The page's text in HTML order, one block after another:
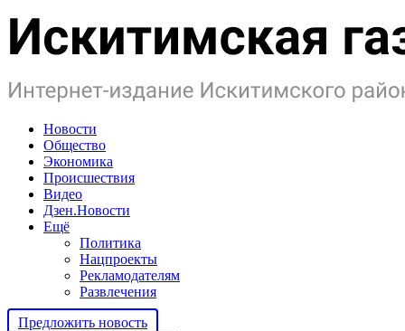
Новости
Общество
Экономика
Происшествия
Видео
Дзен.Новости
Ещё
Политика
Нацпроекты
Рекламодателям
Развлечения
Предложить новость